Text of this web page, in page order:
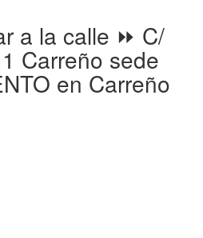
a la calle ⏩ C/
Carreño sede
en Carreño